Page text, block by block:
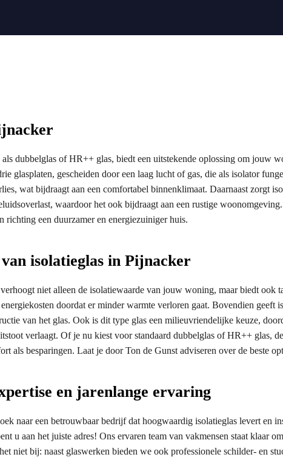
dubbelglas of HR++ glas, biedt een uitstekende oplossing om jouw
glasplaten, gescheiden door een laag lucht of gas, die als isolator
wat bijdraagt aan een comfortabel binnenklimaat. Daarnaast zorgt
waardoor het ook bijdraagt aan een rustige
richting een duurzamer en energiezuiniger huis.
isolatieglas in Pijnacker
niet alleen de isolatiewaarde van jouw woning, maar biedt ook
doordat er minder warmte verloren gaat. Bovendien geeft
van het glas. Ook is dit type glas een milieuvriendelijke keuze,
verlaagt. Of je nu kiest voor standaard dubbelglas of HR++ glas,
als besparingen. Laat je door Ton de Gunst adviseren over de beste
en jarenlange ervaring
naar een betrouwbaar bedrijf dat hoogwaardig isolatieglas levert en
u aan het juiste adres! Ons ervaren team van vakmensen staat klaar
niet bij: naast glaswerken bieden we ook professionele schilder- en